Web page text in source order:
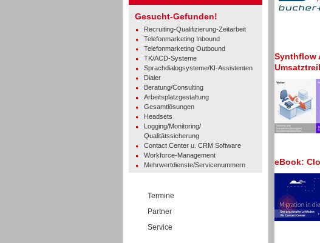
Gesucht-Gefunden!
Recruiting-Qualifizierung-Zeitarbeit
Telefonmarketing Inbound
Telefonmarketing Outbound
TK/ACD-Systeme
Sprachdialogsysteme/KI-Assistenten
Dialer
Beratung/Consulting
Arbeitsplatzgestaltung
Gesamtlösungen
Headsets
Logging/Monitoring/
Qualitätssicherung
Contact Center u. CRM Software
Workforce-Management
Mehrwertdienste/Servicenummern
Termine
Partner
Service
Synthflow
eBook: